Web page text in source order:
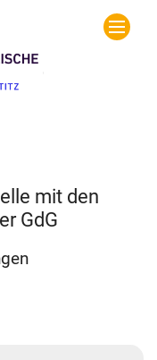
mit den
GdG